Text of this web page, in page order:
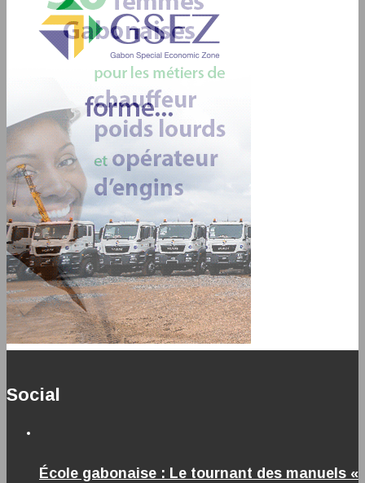
Social
École gabonaise : Le tournant des manuels «